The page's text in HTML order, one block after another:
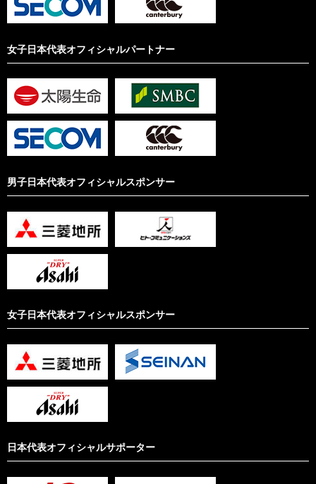
女子日本代表オフィシャルパートナー
男子日本代表オフィシャルスポンサー
女子日本代表オフィシャルスポンサー
日本代表オフィシャルサポーター